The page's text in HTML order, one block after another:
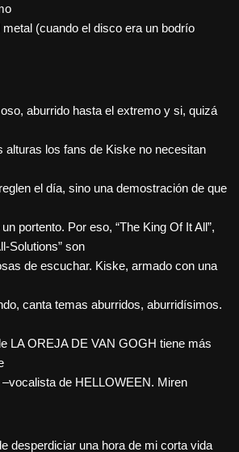
(cuando el disco era un bodrío
aburrido hasta el extremo y si, quizá
alturas los fans de Kiske no necesitan
el día, sino una demostración de que
portento. Por eso, “The King Of It All”,
Solutions” son
de escuchar. Kiske, armado con una
canta temas aburridos, aburridísimos.
LA OREJA DE VAN GOGH tiene más
de HELLOWEEN. Miren
desperdiciar una hora de mi corta vida